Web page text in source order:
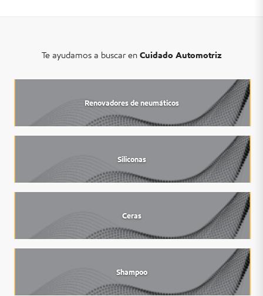
Te ayudamos a buscar en Cuidado Automotriz
Renovadores de neumáticos
Siliconas
Ceras
Shampoo